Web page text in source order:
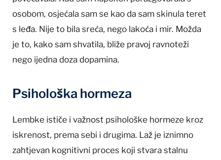
osobom, osjećala sam se kao da sam skinula teret
s leđa. Nije to bila sreća, nego lakoća i mir. Možda
je to, kako sam shvatila, bliže pravoj ravnoteži
nego ijedna doza dopamina.
Psihološka hormeza
Lembke ističe i važnost psihološke hormeze kroz
iskrenost, prema sebi i drugima. Laž je iznimno
zahtjevan kognitivni proces koji stvara stalnu